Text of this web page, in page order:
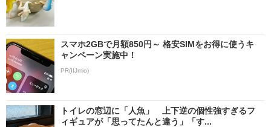
スマホ2GBで月額850円～ 格安SIMをお得に使うキ
ャンペーン実施中！
PR(IIJmio)
トイレの窓辺に「人魚」 上下逆の個性強すぎるフ
ィギュアが「思ってたんと違う」「す...